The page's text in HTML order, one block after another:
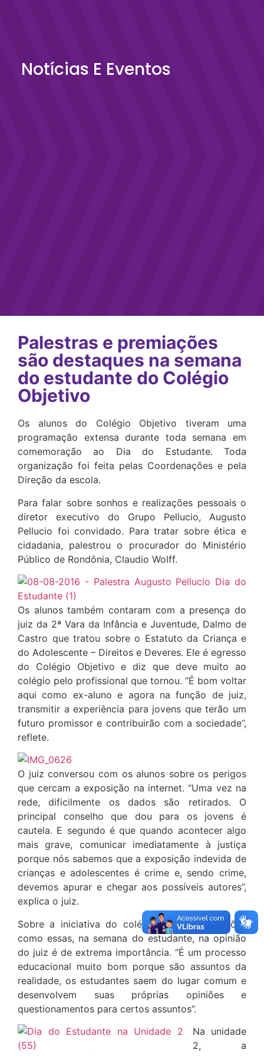
Notícias E Eventos
Palestras e premiações
são destaques na semana
do estudante do Colégio
Objetivo
Os alunos do Colégio Objetivo tiveram uma
programação extensa durante toda semana em
comemoração ao Dia do Estudante. Toda
organização foi feita pelas Coordenações e pela
Direção da escola.
Para falar sobre sonhos e realizações pessoais o
diretor executivo do Grupo Pellucio, Augusto
Pellucio foi convidado. Para tratar sobre ética e
cidadania, palestrou o procurador do Ministério
Público de Rondônia, Claudio Wolff.
Os alunos também contaram com a presença do
juiz da 2ª Vara da Infância e Juventude, Dalmo de
Castro que tratou sobre o Estatuto da Criança e
do Adolescente – Direitos e Deveres. Ele é egresso
do Colégio Objetivo e diz que deve muito ao
colégio pelo profissional que tornou. “É bom voltar
aqui como ex-aluno e agora na função de juiz,
transmitir a experiência para jovens que terão um
futuro promissor e contribuirão com a sociedade”,
reflete.
O juiz conversou com os alunos sobre os perigos
que cercam a exposição na internet. “Uma vez na
rede, dificilmente os dados são retirados. O
principal conselho que dou para os jovens é
cautela. E segundo é que quando acontecer algo
mais grave, comunicar imediatamente à justiça
porque nós sabemos que a exposição indevida de
crianças e adolescentes é crime e, sendo crime,
devemos apurar e chegar aos possíveis autores”,
explica o juiz.
Sobre a iniciativa do colégio de levar questões
como essas, na semana do estudante, na opinião
do juiz é de extrema importância. “É um processo
educacional muito bom porque são assuntos da
realidade, os estudantes saem do lugar comum e
desenvolvem suas próprias opiniões e
questionamentos para certos assuntos”.
Na unidade
2, a